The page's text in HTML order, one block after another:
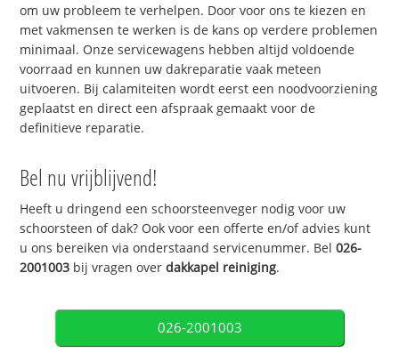
om uw probleem te verhelpen. Door voor ons te kiezen en
met vakmensen te werken is de kans op verdere problemen
minimaal. Onze servicewagens hebben altijd voldoende
voorraad en kunnen uw dakreparatie vaak meteen
uitvoeren. Bij calamiteiten wordt eerst een noodvoorziening
geplaatst en direct een afspraak gemaakt voor de
definitieve reparatie.
Bel nu vrijblijvend!
Heeft u dringend een schoorsteenveger nodig voor uw
schoorsteen of dak? Ook voor een offerte en/of advies kunt
u ons bereiken via onderstaand servicenummer. Bel026-
2001003 bij vragen overdakkapel reiniging.
026-2001003